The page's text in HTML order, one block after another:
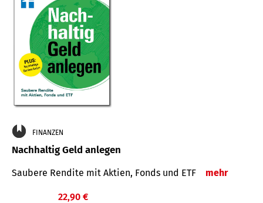
FINANZEN
Nachhaltig Geld anlegen
Saubere Rendite mit Aktien, Fonds und ETF mehr
22,90 €